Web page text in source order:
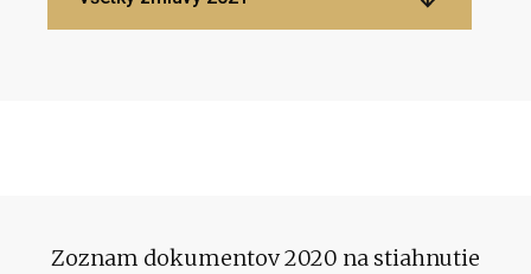
Zoznam dokumentov 2020 na stiahnutie